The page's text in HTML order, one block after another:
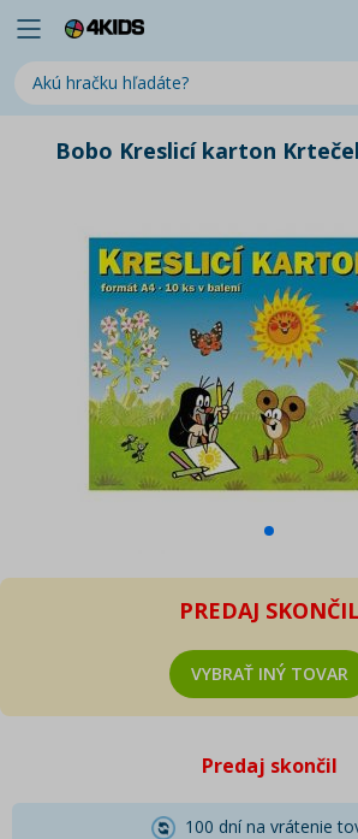
Bobo Kreslicí karton
PREDAJ SKONČIL
VYBRAŤ INÝ TOVAR
Predaj skončil
100 dní na vrátenie